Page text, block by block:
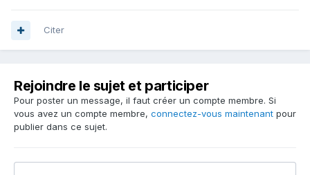
Citer
Rejoindre le sujet et participer
Pour poster un message, il faut créer un compte membre. Si
vous avez un compte membre, connectez-vous maintenant pour
publier dans ce sujet.